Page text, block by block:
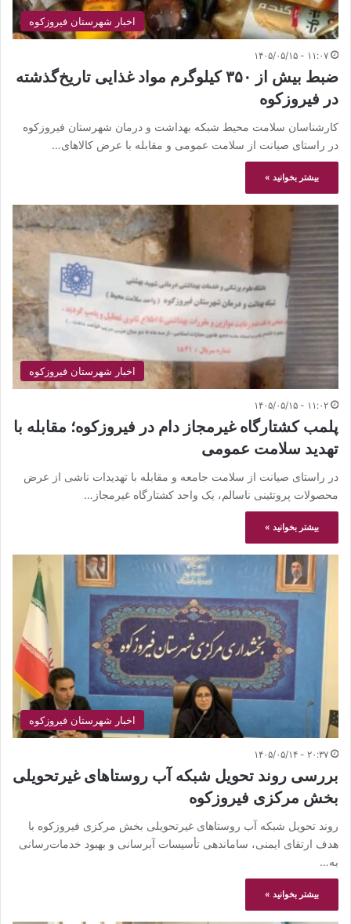
اخبار شهرستان فیروزکوه
۱۱:۰۷ - ۱۴۰۵/۰۵/۱۵
ضبط بیش از ۳۵۰ کیلوگرم مواد غذایی تاریخ‌گذشته
در فیروزکوه
کارشناسان سلامت محیط شبکه بهداشت و درمان شهرستان فیروزکوه
در راستای صیانت از سلامت عمومی و مقابله با عرض کالاهای…
بیشتر بخوانید »
اخبار شهرستان فیروزکوه
۱۱:۰۲ - ۱۴۰۵/۰۵/۱۵
پلمب کشتارگاه غیرمجاز دام در فیروزکوه؛ مقابله با
تهدید سلامت عمومی
در راستای صیانت از سلامت جامعه و مقابله با تهدیدات ناشی از عرض
محصولات پروتئینی ناسالم، یک واحد کشتارگاه غیرمجاز…
بیشتر بخوانید »
اخبار شهرستان فیروزکوه
۲۰:۳۷ - ۱۴۰۵/۰۵/۱۴
بررسی روند تحویل شبکه آب روستاهای غیرتحویلی
بخش مرکزی فیروزکوه
روند تحویل شبکه آب روستاهای غیرتحویلی بخش مرکزی فیروزکوه با
هدف ارتقای ایمنی، ساماندهی تأسیسات آبرسانی و بهبود خدمات‌رسانی
به…
بیشتر بخوانید »